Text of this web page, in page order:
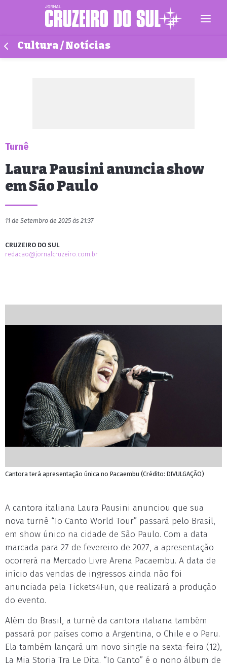
Cultura / Notícias
Turnê
Laura Pausini anuncia show
em São Paulo
11 de Setembro de 2025 às 21:37
CRUZEIRO DO SUL
redacao@jornalcruzeiro.com.br
Cantora terá apresentação única no Pacaembu (Crédito: DIVULGAÇÃO)
A cantora italiana Laura Pausini anunciou que sua
nova turnê “Io Canto World Tour” passará pelo Brasil,
em show único na cidade de São Paulo. Com a data
marcada para 27 de fevereiro de 2027, a apresentação
ocorrerá na Mercado Livre Arena Pacaembu. A data de
início das vendas de ingressos ainda não foi
anunciada pela Tickets4Fun, que realizará a produção
do evento.
Além do Brasil, a turnê da cantora italiana também
passará por países como a Argentina, o Chile e o Peru.
Ela também lançará um novo single na sexta-feira (12),
La Mia Storia Tra Le Dita. “Io Canto” é o nono álbum de